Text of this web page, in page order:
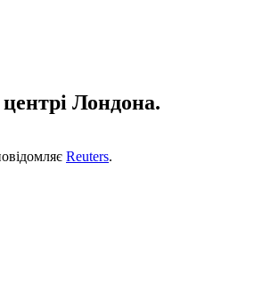
Лондона.
Reuters.